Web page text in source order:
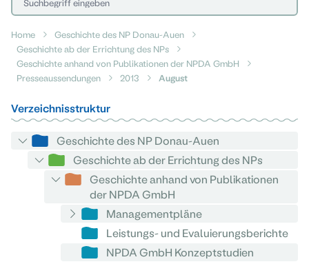
Home
Geschichte des NP Donau-Auen
Geschichte ab der Errichtung des NPs
Geschichte anhand von Publikationen der NPDA GmbH
Presseaussendungen
2013 August
Verzeichnisstruktur
Geschichte des NP Donau-Auen
Geschichte ab der Errichtung des NPs
Geschichte anhand von Publikationen
der NPDA GmbH
Managementpläne
Leistungs- und Evaluierungsberichte
NPDA GmbH Konzeptstudien